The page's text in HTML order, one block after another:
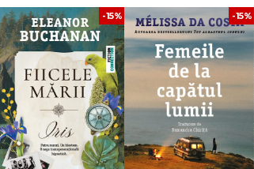
soțul victimei, un pianist de jazz seducător și
însăși, prin intermediul relatării bulversante a
în privința adevărului…
este unul dintre cele mai reușite romane ale lui
Mussos-a îndrăgostit de literatură de la o vârstă
lui, iar concursul de povestiri la care a
-15% -15%